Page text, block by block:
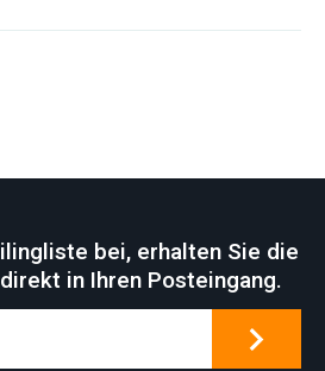
bei, erhalten Sie die
in Ihren Posteingang.